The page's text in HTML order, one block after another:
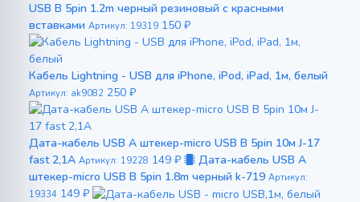
USB B 5pin 1.2m черный резиновый с красными
вставками Артикул: 19319 150 ₽
Кабель Lightning - USB для iPhone, iPod, iPad, 1м, белый
Артикул: ak9082 250 ₽
Дата-кабель USB A штекер-micro USB B 5pin 10м J-17
fast 2,1A Артикул: 19228 149 ₽
Дата-кабель USB A
штекер-micro USB B 5pin 1.8m черный k-719 Артикул:
19334 149 ₽